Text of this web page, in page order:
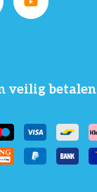
veilig betalen